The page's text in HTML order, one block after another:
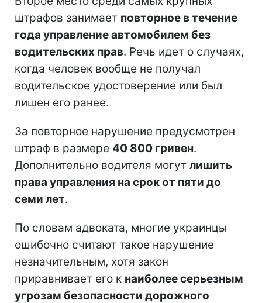
штрафов занимает повторное в течение
года управление автомобилем без
водительских прав. Речь идет о случаях,
когда человек вообще не получал
водительское удостоверение или был
лишен его ранее.
За повторное нарушение предусмотрен
штраф в размере 40 800 гривен.
Дополнительно водителя могут лишить
права управления на срок от пяти до
семи лет.
По словам адвоката, многие украинцы
ошибочно считают такое нарушение
незначительным, хотя закон
приравнивает его к наиболее серьезным
угрозам безопасности дорожного